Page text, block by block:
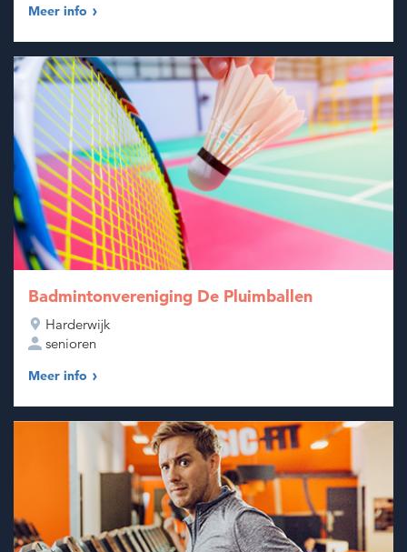
Meer info
Badmintonvereniging De Pluimballen
Harderwijk
senioren
Meer info